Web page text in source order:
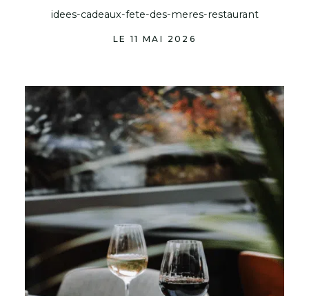
idees-cadeaux-fete-des-meres-restaurant
LE 11 MAI 2026